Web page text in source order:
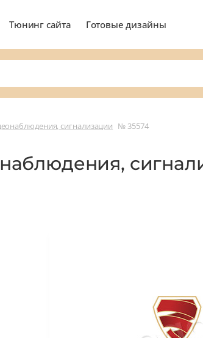
Тюнинг сайта Готовые дизайны
сигнализации № 35574